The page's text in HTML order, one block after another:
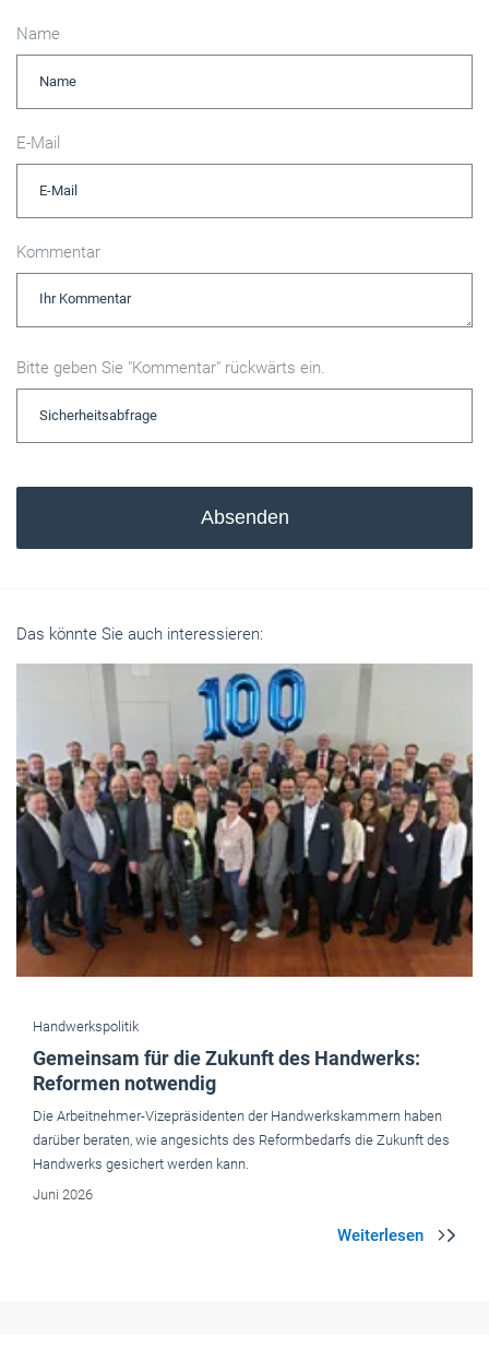
Name
E-Mail
Kommentar
Bitte geben Sie "Kommentar" rückwärts ein.
Absenden
Das könnte Sie auch interessieren:
Handwerkspolitik
Gemeinsam für die Zukunft des Handwerks:
Reformen notwendig
Die Arbeitnehmer-Vizepräsidenten der Handwerkskammern haben
darüber beraten, wie angesichts des Reformbedarfs die Zukunft des
Handwerks gesichert werden kann.
Juni 2026